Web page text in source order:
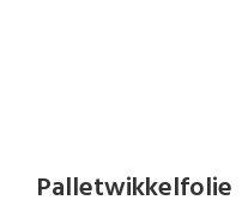
Palletwikkelfolie